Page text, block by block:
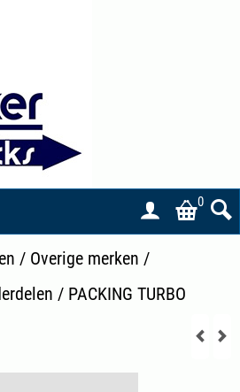
0
/ Overige merken /
/ PACKING TURBO